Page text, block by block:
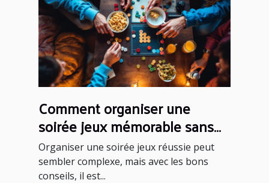
Comment organiser une
soirée jeux mémorable sans
effort ?
Organiser une soirée jeux réussie peut
sembler complexe, mais avec les bons
conseils, il est...